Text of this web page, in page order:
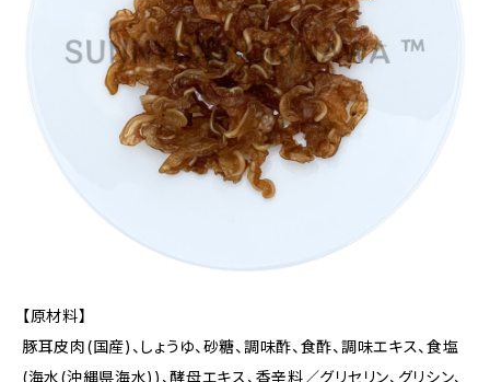
【原材料】
豚耳皮肉(国産)、しょうゆ、砂糖、調味酢、食酢、調味エキス、食塩
(海水(沖縄県海水))、酵母エキス、香辛料／グリセリン、グリシン、